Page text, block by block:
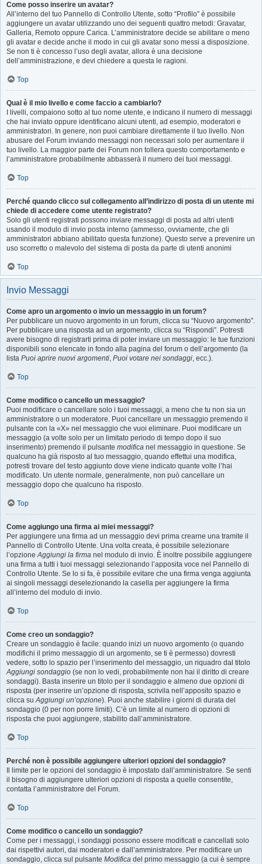
Come posso inserire un avatar?
All’interno del tuo Pannello di Controllo Utente, sotto “Profilo” è possibile
aggiungere un avatar utilizzando uno dei seguenti quattro metodi: Gravatar,
Galleria, Remoto oppure Carica. L’amministratore decide se abilitare o meno
gli avatar e decide anche il modo in cui gli avatar sono messi a disposizione.
Se non ti è concesso l’uso degli avatar, allora è una decisione
dell’amministrazione, e devi chiedere a questa le ragioni.
Top
Qual è il mio livello e come faccio a cambiarlo?
I livelli, compaiono sotto al tuo nome utente, e indicano il numero di messaggi
che hai inviato oppure identificano alcuni utenti, ad esempio, moderatori e
amministratori. In genere, non puoi cambiare direttamente il tuo livello. Non
abusare del Forum inviando messaggi non necessari solo per aumentare il
tuo livello. La maggior parte dei Forum non tollera questo comportamento e
l’amministratore probabilmente abbasserà il numero dei tuoi messaggi.
Top
Perché quando clicco sul collegamento all’indirizzo di posta di un utente mi
chiede di accedere come utente registrato?
Solo gli utenti registrati possono inviare messaggi di posta ad altri utenti
usando il modulo di invio posta interno (ammesso, ovviamente, che gli
amministratori abbiano abilitato questa funzione). Questo serve a prevenire un
uso scorretto o malevolo del sistema di posta da parte di utenti anonimi
Top
Invio Messaggi
Come apro un argomento o invio un messaggio in un forum?
Per pubblicare un nuovo argomento in un forum, clicca su “Nuovo argomento”.
Per pubblicare una risposta ad un argomento, clicca su “Rispondi”. Potresti
avere bisogno di registrarti prima di poter inviare un messaggio: le tue funzioni
disponibili sono elencate in fondo alla pagina del forum o dell’argomento (la
lista Puoi aprire nuovi argomenti, Puoi votare nei sondaggi, ecc.).
Top
Come modifico o cancello un messaggio?
Puoi modificare o cancellare solo i tuoi messaggi, a meno che tu non sia un
amministratore o un moderatore. Puoi cancellare un messaggio premendo il
pulsante con la «X» nel messaggio che vuoi eliminare. Puoi modificare un
messaggio (a volte solo per un limitato periodo di tempo dopo il suo
inserimento) premendo il pulsante modifica nel messaggio in questione. Se
qualcuno ha già risposto al tuo messaggio, quando effettui una modifica,
potresti trovare del testo aggiunto dove viene indicato quante volte l’hai
modificato. Un utente normale, generalmente, non può cancellare un
messaggio dopo che qualcuno ha risposto.
Top
Come aggiungo una firma ai miei messaggi?
Per aggiungere una firma ad un messaggio devi prima crearne una tramite il
Pannello di Controllo Utente. Una volta creata, è possibile selezionare
l’opzioneAggiungi la firma nel modulo di invio. È inoltre possibile aggiungere
una firma a tutti i tuoi messaggi selezionando l’apposita voce nel Pannello di
Controllo Utente. Se lo si fa, è possibile evitare che una firma venga aggiunta
ai singoli messaggi deselezionando la casella per aggiungere la firma
all’interno del modulo di invio.
Top
Come creo un sondaggio?
Creare un sondaggio è facile: quando inizi un nuovo argomento (o quando
modifichi il primo messaggio di un argomento, se ti è permesso) dovresti
vedere, sotto lo spazio per l’inserimento del messaggio, un riquadro dal titolo
Aggiungi sondaggio (se non lo vedi, probabilmente non hai il diritto di creare
sondaggi). Basta inserire un titolo per il sondaggio e almeno due opzioni di
risposta (per inserire un’opzione di risposta, scrivila nell’apposito spazio e
clicca suAggiungi un’opzione). Puoi anche stabilire i giorni di durata del
sondaggio (0 per non porre limiti). C’è un limite al numero di opzioni di
risposta che puoi aggiungere, stabilito dall’amministratore.
Top
Perché non è possibile aggiungere ulteriori opzioni del sondaggio?
Il limite per le opzioni del sondaggio è impostato dall’amministratore. Se senti
il bisogno di aggiungere ulteriori opzioni di risposta a quelle consentite,
contatta l’amministratore del Forum.
Top
Come modifico o cancello un sondaggio?
Come per i messaggi, i sondaggi possono essere modificati e cancellati solo
dai rispettivi autori, dai moderatori e dall’amministratore. Per modificare un
sondaggio, clicca sul pulsante Modifica del primo messaggio (a cui è sempre